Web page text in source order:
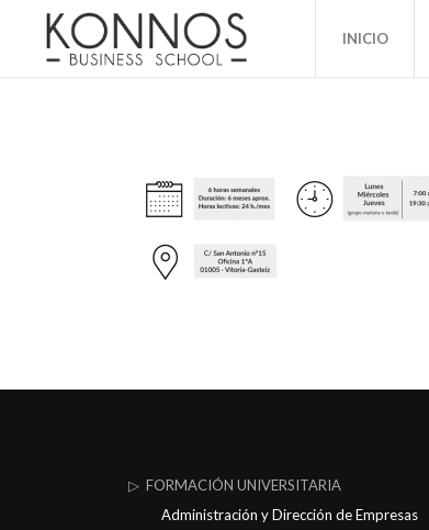
INICIO
▷ FORMACIÓN UNIVERSITARIA
Administración y Dirección de Empresas